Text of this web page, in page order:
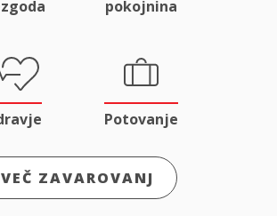
pokojnina
Potovanje
VEČ ZAVAROVANJ